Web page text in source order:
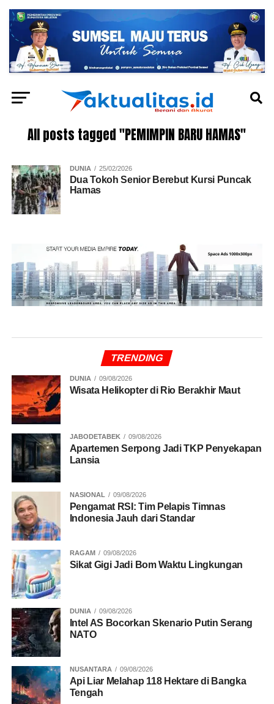
All posts tagged "PEMIMPIN BARU HAMAS"
DUNIA 25/02/2026
Dua Tokoh Senior Berebut Kursi Puncak
Hamas
TRENDING
DUNIA 09/08/2026
Wisata Helikopter di Rio Berakhir Maut
JABODETABEK 09/08/2026
Apartemen Serpong Jadi TKP Penyekapan
Lansia
NASIONAL 09/08/2026
Pengamat RSI: Tim Pelapis Timnas
Indonesia Jauh dari Standar
RAGAM 09/08/2026
Sikat Gigi Jadi Bom Waktu Lingkungan
DUNIA 09/08/2026
Intel AS Bocorkan Skenario Putin Serang
NATO
NUSANTARA 09/08/2026
Api Liar Melahap 118 Hektare di Bangka
Tengah